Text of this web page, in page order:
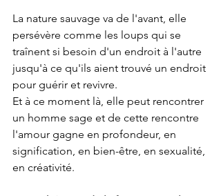
La nature sauvage va de l'avant, elle
persévère comme les loups qui se
traînent si besoin d'un endroit à l'autre
jusqu'à ce qu'ils aient trouvé un endroit
pour guérir et revivre.
Et à ce moment là, elle peut rencontrer
un homme sage et de cette rencontre
l'amour gagne en profondeur, en
signification, en bien-être, en sexualité,
en créativité.